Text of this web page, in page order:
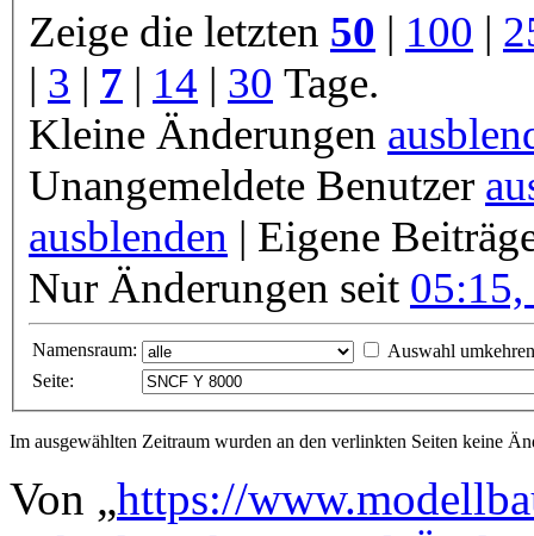
Zeige die letzten 50 | 100 |
| 3 | 7 | 14 | 30 Tage.
Kleine Änderungen
Unangemeldete Benutzer
ausblenden | Eigene
Nur Änderungen seit
Namensraum:
Auswahl umkehren
Seite:
Im ausgewählten Zeitraum wurden an den verlinkten Seiten keine
Von „https://